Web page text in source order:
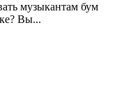
музыкантам бум
Вы...